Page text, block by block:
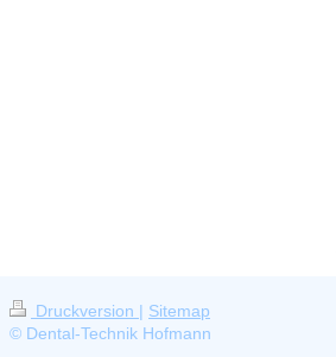
Druckversion | Sitemap
© Dental-Technik Hofmann